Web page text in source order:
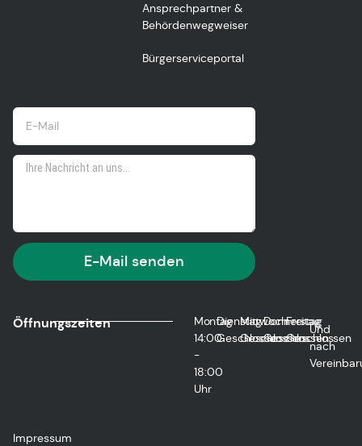
Ansprechpartner &
Behördenwegweiser
Bürgerserviceportal
E-Mail senden
Öffnungszeiten
Montag
14:00
-
18:00
Uhr
Dienstag
Geschlossen
Mittwoch
Geschlossen
Donnerstag
Geschlossen
Freitag
Geschlossen
Und
nach
Impressum